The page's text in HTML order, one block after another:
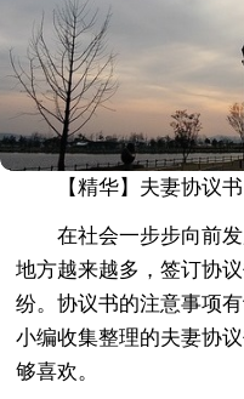
【精华】夫妻协议
在社会一步步向前
地方越来越多，签订协
纷。协议书的注意事项
小编收集整理的夫妻协
够喜欢。